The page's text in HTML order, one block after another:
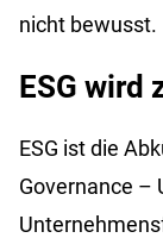
nicht bewusst.
ESG wird
ESG ist die
Governance –